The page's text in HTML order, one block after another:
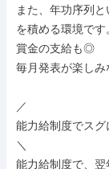
また、年功序列
を積める環境で
賞金の支給も◎
毎月発表が楽しみ
／
能力給制度でスグ
＼
能力給制度で、